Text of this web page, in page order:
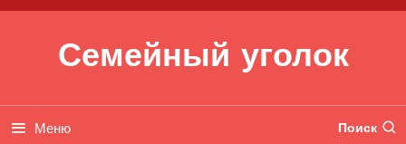
Перейти к содержимому
Семейный уголок
Меню Поиск